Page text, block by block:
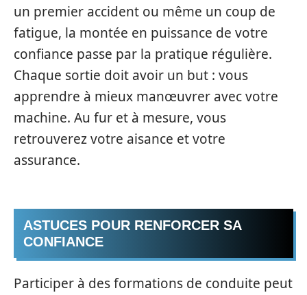
un premier accident ou même un coup de
fatigue, la montée en puissance de votre
confiance passe par la pratique régulière.
Chaque sortie doit avoir un but : vous
apprendre à mieux manœuvrer avec votre
machine. Au fur et à mesure, vous
retrouverez votre aisance et votre
assurance.
ASTUCES POUR RENFORCER SA
CONFIANCE
Participer à des formations de conduite peut